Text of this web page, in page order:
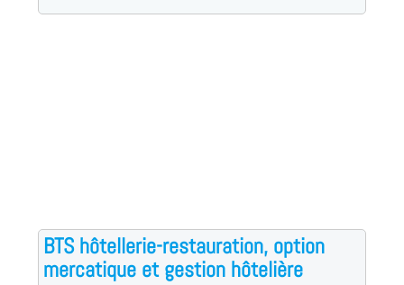
BTS hôtellerie-restauration, option
mercatique et gestion hôtelière